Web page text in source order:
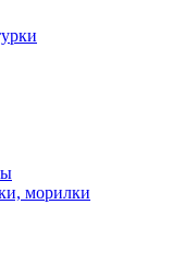
морилки